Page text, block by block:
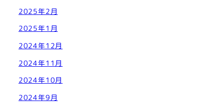
2025年2月
2025年1月
2024年12月
2024年11月
2024年10月
2024年9月